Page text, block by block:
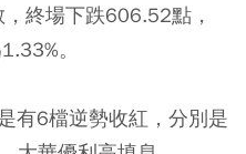
終場下跌606.52點，
。
有6檔逆勢收紅，分別是